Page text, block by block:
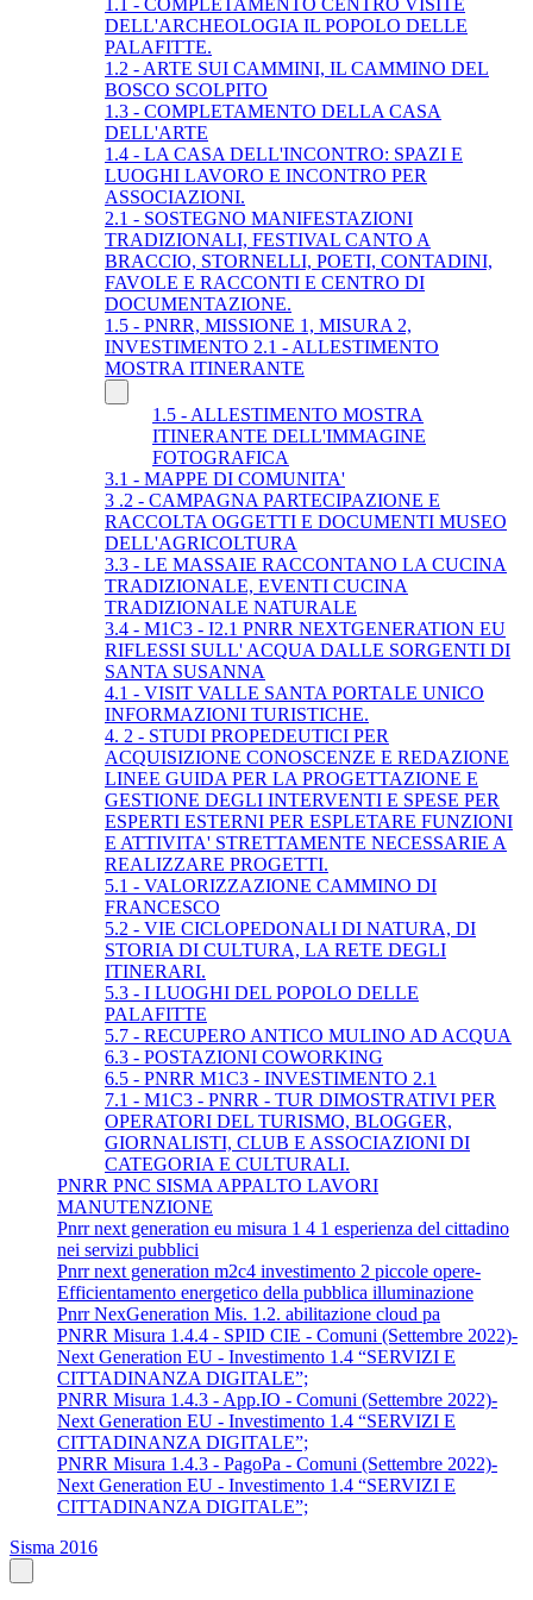
DELL'ARCHEOLOGIA IL POPOLO DELLE
PALAFITTE.
1.2 - ARTE SUI CAMMINI, IL CAMMINO DEL
BOSCO SCOLPITO
1.3 - COMPLETAMENTO DELLA CASA
DELL'ARTE
1.4 - LA CASA DELL'INCONTRO: SPAZI E
LUOGHI LAVORO E INCONTRO PER
ASSOCIAZIONI.
2.1 - SOSTEGNO MANIFESTAZIONI
TRADIZIONALI, FESTIVAL CANTO A
BRACCIO, STORNELLI, POETI, CONTADINI,
FAVOLE E RACCONTI E CENTRO DI
DOCUMENTAZIONE.
1.5 - PNRR, MISSIONE 1, MISURA 2,
INVESTIMENTO 2.1 - ALLESTIMENTO
MOSTRA ITINERANTE
1.5 - ALLESTIMENTO MOSTRA
ITINERANTE DELL'IMMAGINE
FOTOGRAFICA
3.1 - MAPPE DI COMUNITA'
3 .2 - CAMPAGNA PARTECIPAZIONE E
RACCOLTA OGGETTI E DOCUMENTI MUSEO
DELL'AGRICOLTURA
3.3 - LE MASSAIE RACCONTANO LA CUCINA
TRADIZIONALE, EVENTI CUCINA
TRADIZIONALE NATURALE
3.4 - M1C3 - I2.1 PNRR NEXTGENERATION EU
RIFLESSI SULL' ACQUA DALLE SORGENTI DI
SANTA SUSANNA
4.1 - VISIT VALLE SANTA PORTALE UNICO
INFORMAZIONI TURISTICHE.
4. 2 - STUDI PROPEDEUTICI PER
ACQUISIZIONE CONOSCENZE E REDAZIONE
LINEE GUIDA PER LA PROGETTAZIONE E
GESTIONE DEGLI INTERVENTI E SPESE PER
ESPERTI ESTERNI PER ESPLETARE FUNZIONI
E ATTIVITA' STRETTAMENTE NECESSARIE A
REALIZZARE PROGETTI.
5.1 - VALORIZZAZIONE CAMMINO DI
FRANCESCO
5.2 - VIE CICLOPEDONALI DI NATURA, DI
STORIA DI CULTURA, LA RETE DEGLI
ITINERARI.
5.3 - I LUOGHI DEL POPOLO DELLE
PALAFITTE
5.7 - RECUPERO ANTICO MULINO AD ACQUA
6.3 - POSTAZIONI COWORKING
6.5 - PNRR M1C3 - INVESTIMENTO 2.1
7.1 - M1C3 - PNRR - TUR DIMOSTRATIVI PER
OPERATORI DEL TURISMO, BLOGGER,
GIORNALISTI, CLUB E ASSOCIAZIONI DI
CATEGORIA E CULTURALI.
PNRR PNC SISMA APPALTO LAVORI
MANUTENZIONE
Pnrr next generation eu misura 1 4 1 esperienza del cittadino
nei servizi pubblici
Pnrr next generation m2c4 investimento 2 piccole opere-
Efficientamento energetico della pubblica illuminazione
Pnrr NexGeneration Mis. 1.2. abilitazione cloud pa
PNRR Misura 1.4.4 - SPID CIE - Comuni (Settembre 2022)-
Next Generation EU - Investimento 1.4 “SERVIZI E
CITTADINANZA DIGITALE”;
PNRR Misura 1.4.3 - App.IO - Comuni (Settembre 2022)-
Next Generation EU - Investimento 1.4 “SERVIZI E
CITTADINANZA DIGITALE”;
PNRR Misura 1.4.3 - PagoPa - Comuni (Settembre 2022)-
Next Generation EU - Investimento 1.4 “SERVIZI E
CITTADINANZA DIGITALE”;
Sisma 2016